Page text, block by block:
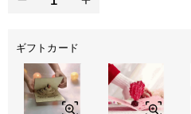
ギフトカード